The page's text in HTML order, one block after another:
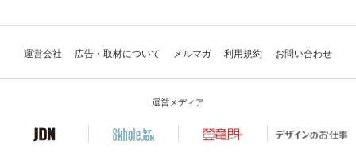
運営会社 広告・取材について メルマガ 利用規約 お問い合わせ
運営メディア